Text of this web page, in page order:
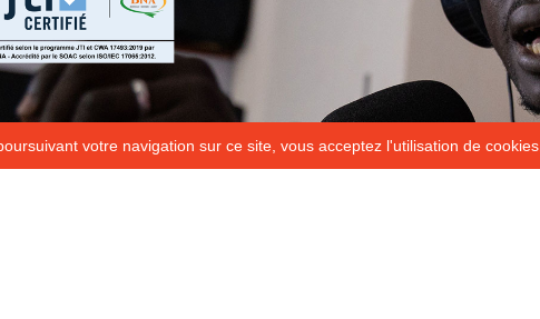
votre navigation sur ce site, vous acceptez l'utilisation de cookies.
ILS NOUS SOUTIENNENT